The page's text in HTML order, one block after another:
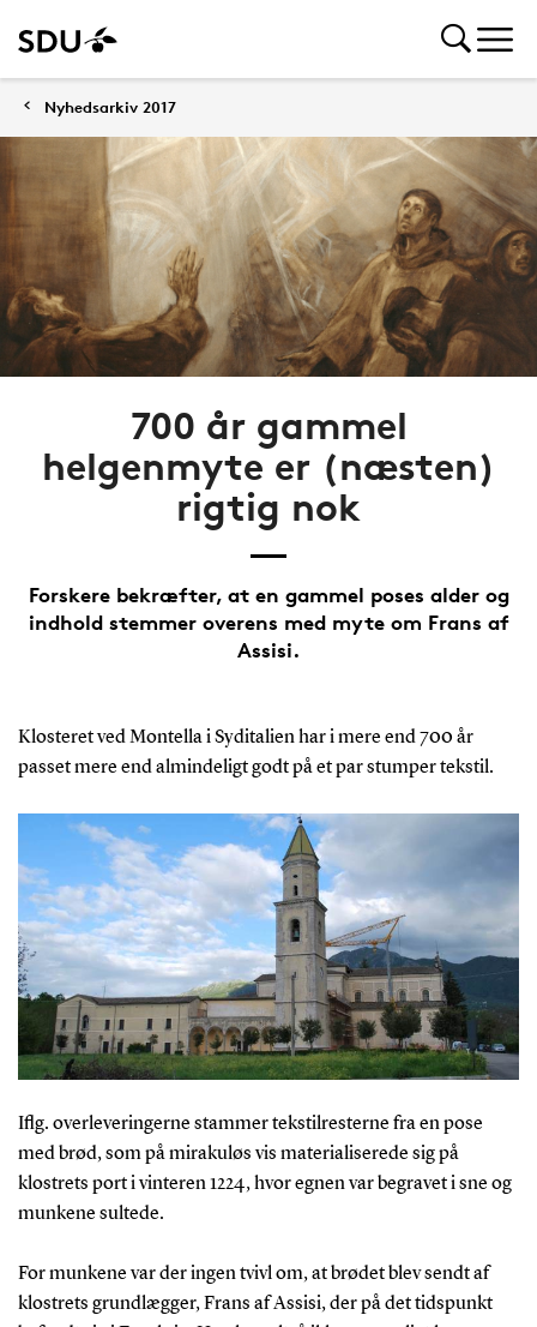
Nyhedsarkiv 2017
700 år gammel
helgenmyte er (næsten)
rigtig nok
Forskere bekræfter, at en gammel poses alder og
indhold stemmer overens med myte om Frans af
Assisi.
Klosteret ved Montella i Syditalien har i mere end 700 år
passet mere end almindeligt godt på et par stumper tekstil.
Iflg. overleveringerne stammer tekstilresterne fra en pose
med brød, som på mirakuløs vis materialiserede sig på
klostrets port i vinteren 1224, hvor egnen var begravet i sne og
munkene sultede.
For munkene var der ingen tvivl om, at brødet blev sendt af
klostrets grundlægger, Frans af Assisi, der på det tidspunkt